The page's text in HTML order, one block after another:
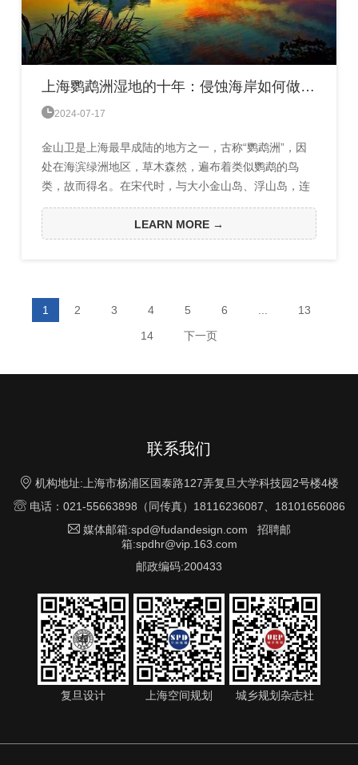
上海鹦鹉洲湿地的十年：侵蚀海岸如何做好生态修复
2024-07-17
金山卫是上海最早成陆的地方之一，古称“鹦鹉洲”，因
处在海滨绿洲地区，草木森然，遍布着类似鹦鹉的鸟
类，故而得名。在宋代时，与大小金山岛、浮山岛，连
成一片陆地。明代正德《金山卫志》称：“鹦鹉洲在海中
金山下……金山故城所在也”。本文要说的鹦鹉洲生态湿
地，位于金山城市沙滩与上海石化凹湾处，正是眼下面
遭受海浪冲刷...
LEARN MORE →
1 2 3 4 5 6
13
14
下一页
联系我们
 机构地址:上海市杨浦区国泰路127弄复旦大学科技园2号楼4楼
电话：021-55663898（同传真）18116236087、18101656086
 媒体邮箱:spd@fudandesign.com 招聘邮
箱:spdhr@vip.163.com
邮政编码:200433
复旦设计 上海空间规划 城乡规划杂志社